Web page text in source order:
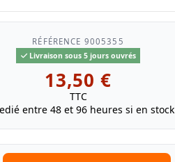
RÉFÉRENCE 9005355
Livraison sous 5 jours ouvrés
13,50 €
TTC
entre 48 et 96 heures si en stock